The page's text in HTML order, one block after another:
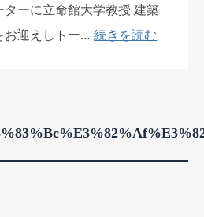
ーに立命館大学教授 建築
お迎えしトー…続きを読む